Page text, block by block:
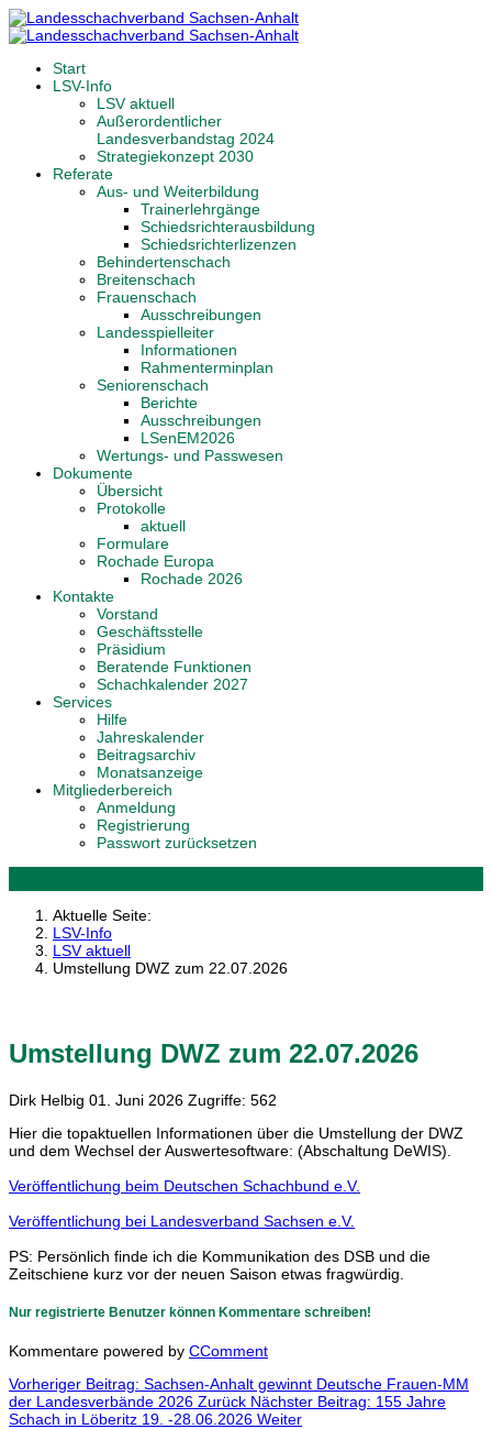
Start
LSV-Info
LSV aktuell
Außerordentlicher
Landesverbandstag 2024
Strategiekonzept 2030
Referate
Aus- und Weiterbildung
Trainerlehrgänge
Schiedsrichterausbildung
Schiedsrichterlizenzen
Behindertenschach
Breitenschach
Frauenschach
Ausschreibungen
Landesspielleiter
Informationen
Rahmenterminplan
Seniorenschach
Berichte
Ausschreibungen
LSenEM2026
Wertungs- und Passwesen
Dokumente
Übersicht
Protokolle
aktuell
Formulare
Rochade Europa
Rochade 2026
Kontakte
Vorstand
Geschäftsstelle
Präsidium
Beratende Funktionen
Schachkalender 2027
Services
Hilfe
Jahreskalender
Beitragsarchiv
Monatsanzeige
Mitgliederbereich
Anmeldung
Registrierung
Passwort zurücksetzen
Aktuelle Seite:
LSV-Info
LSV aktuell
Umstellung DWZ zum 22.07.2026
Umstellung DWZ zum 22.07.2026
Dirk Helbig 01. Juni 2026 Zugriffe: 562
Hier die topaktuellen Informationen über die Umstellung der DWZ
und dem Wechsel der Auswertesoftware: (Abschaltung DeWIS).
Veröffentlichung beim Deutschen Schachbund e.V.
Veröffentlichung bei Landesverband Sachsen e.V.
PS: Persönlich finde ich die Kommunikation des DSB und die
Zeitschiene kurz vor der neuen Saison etwas fragwürdig.
Nur registrierte Benutzer können Kommentare schreiben!
Kommentare powered by CComment
Vorheriger Beitrag: Sachsen-Anhalt gewinnt Deutsche Frauen-MM
der Landesverbände 2026 Zurück Nächster Beitrag: 155 Jahre
Schach in Löberitz 19. -28.06.2026 Weiter